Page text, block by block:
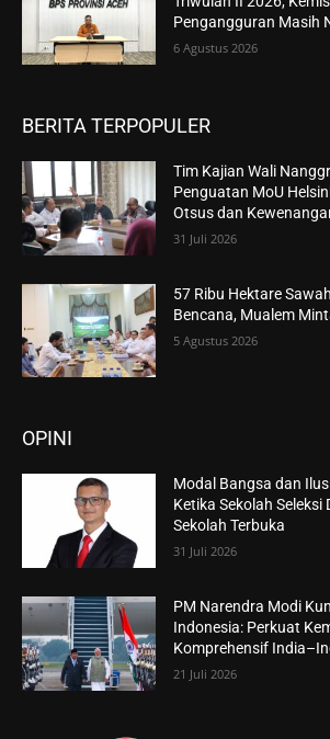
Pengangguran Masih
6 Agustus 2026
BERITA TERPOPULER
Tim Kajian Wali
Penguatan MoU
Otsus dan
31 Juli 2026
57 Ribu Hektare
Bencana, Mualem
5 Agustus 2026
OPINI
Modal Bangsa dan
Ketika Sekolah Seleksi
Sekolah Terbuka
31 Juli 2026
PM Narendra Modi
Indonesia: Perkuat
Komprehensif
21 Juli 2026